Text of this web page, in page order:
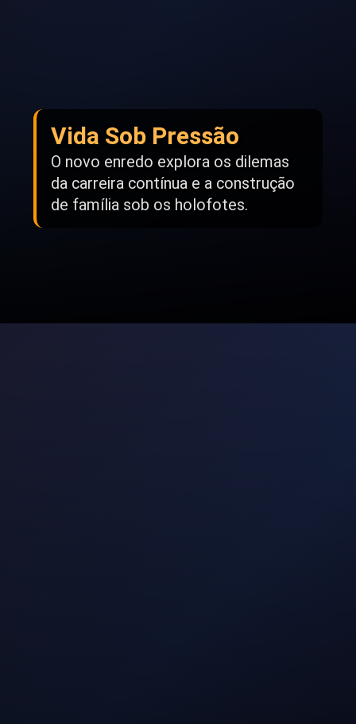
Vida Sob Pressão
O novo enredo explora os dilemas
da carreira contínua e a construção
de família sob os holofotes.